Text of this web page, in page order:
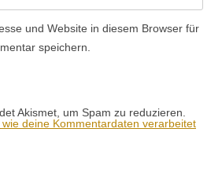
und Website in diesem Browser für
speichern.
Akismet, um Spam zu reduzieren.
deine Kommentardaten verarbeitet